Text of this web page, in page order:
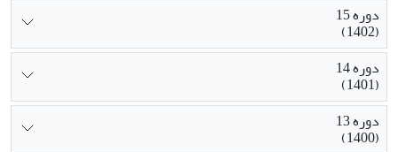
دوره 15
(1402)
دوره 14
(1401)
دوره 13
(1400)